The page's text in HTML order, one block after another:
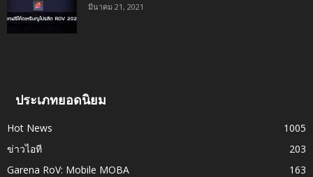
มีนาคม 21, 2021
ประเภทยอดนิยม
Hot News
1005
ข่าวไอที
203
Garena RoV: Mobile MOBA
163